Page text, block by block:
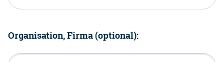
Organisation, Firma (optional):